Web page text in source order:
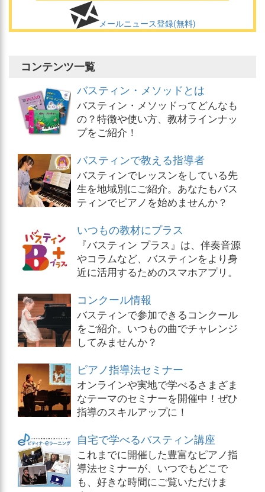
メールニュース登録(無料)
コンテンツ一覧
バスティン・メソッドとは
バスティン・メソッドってどんなも
の？特徴や使い方、教材ラインナッ
プをご紹介！
バスティンで教える指導者
バスティンでレッスンをしている先
生を地域別にご紹介。あなたもバス
ティンでピアノを始めませんか？
いつもの教材にプラス
『バスティン プラス』は、伴奏音源
やコラムなど、バスティンをより身
近に活用するためのスマホアプリ。
コンクール情報
バスティンで参加できるコンクール
をご紹介。いつもの曲でチャレンジ
してみませんか？
ピアノ指導法セミナー
オンラインや実地で学べるさまざま
なテーマのセミナーを開催中！ぜひ
指導のスキルアップに！
自宅で学べるバスティン講座
これまでに開催した豊富なピアノ指
導法セミナーが、いつでもどこで
も、好きな時間にご覧いただけま